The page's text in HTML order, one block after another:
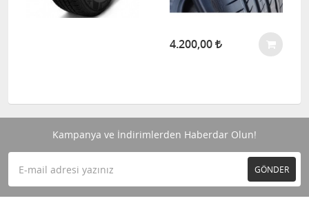
4.200,00
Kampanya ve İndirimlerden Haberdar Olun!
GÖNDER